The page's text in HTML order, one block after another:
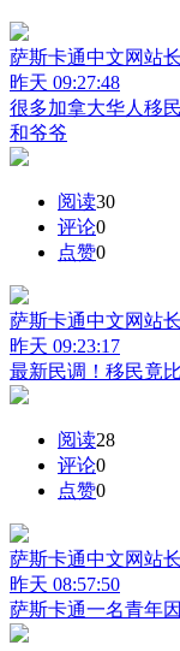
萨斯卡通中文网站长
昨天 09:27:48
很多加拿大华人移
和爷爷
阅读30
评论0
点赞0
萨斯卡通中文网站长
昨天 09:23:17
最新民调！移民竟
阅读28
评论0
点赞0
萨斯卡通中文网站长
昨天 08:57:50
萨斯卡通一名青年